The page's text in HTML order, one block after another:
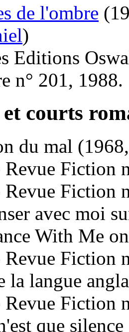
de l'ombre
)
Editions
n° 201, 1988.
courts
du mal
Revue Fiction
Revue Fiction
avec moi
With Me
Revue Fiction
la langue
Revue Fiction
que silence